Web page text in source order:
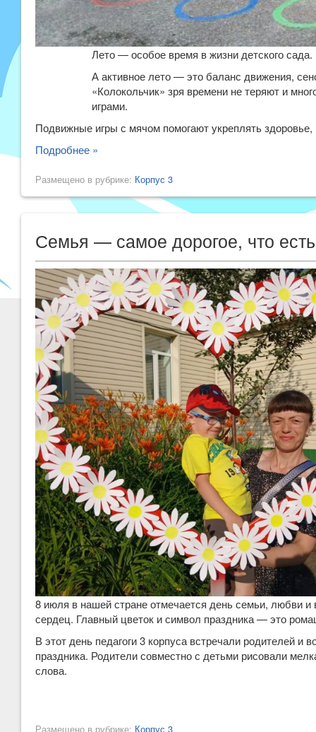
Лето — особое время в жизни детского сада.
А активное лето — это баланс движения,
«Колокольчик» зря времени не теряют и
играми.
Подвижные игры с мячом помогают укреплять
Подробнее »
Размещено в рубрике: Корпус 3
Семья — самое дорогое, что
8 июля в нашей стране отмечается день семьи, любви
сердец. Главный цветок и символ праздника — это
В этот день педагоги 3 корпуса встречали родителей
праздника. Родители совместно с детьми рисовали
слова.
Размещено в рубрике: Корпус 3